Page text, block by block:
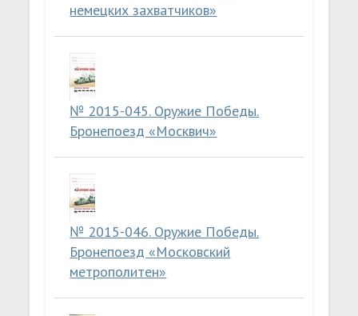
немецких захватчиков»
№ 2015-045. Оружие Победы.
Бронепоезд «Москвич»
№ 2015-046. Оружие Победы.
Бронепоезд «Московский
метрополитен»